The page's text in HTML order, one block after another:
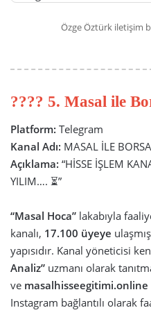
Özge Öztürk iletişim
???? 5. Masal ile
Platform: Telegram
Kanal Adı: MASAL İLE
Açıklama: “HİSSE İŞLEM
YILIM…. ⏳”
“Masal Hoca” lakabıyla
kanalı, 17.100 üyeye
yapısıdır. Kanal yöneticisi
Analiz” uzmanı olarak
ve masalhisseegitimi.online
Instagram bağlantılı olarak